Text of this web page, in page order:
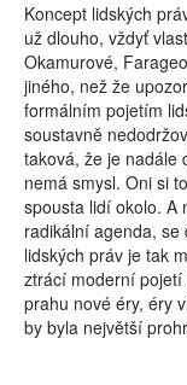
Koncept lidských
už dlouho, vždyť
Okamurové,
jiného, než že
formálním pojetím
soustavně
taková, že je nadále
nemá smysl. Oni si
spousta lidí okolo. A
radikální agenda, se
lidských práv je tak
ztrácí moderní
prahu nové éry, éry
by byla největší